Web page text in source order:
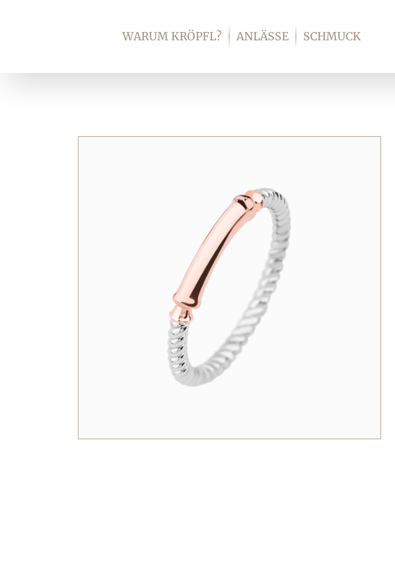
WARUM KRÖPFL? ANLÄSSE SCHMUCK